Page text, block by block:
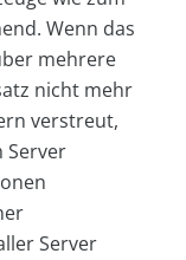
Wenn das
mehrere
nicht mehr
verstreut,
Server
Server